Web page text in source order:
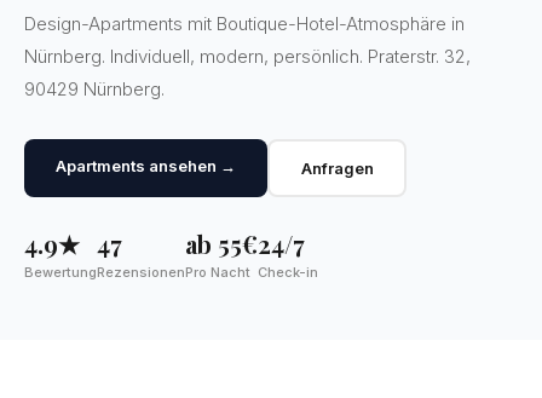
Design-Apartments mit Boutique-Hotel-Atmosphäre in
Nürnberg. Individuell, modern, persönlich. Praterstr. 32,
90429 Nürnberg.
Apartments ansehen → Anfragen
4.9★
Bewertung
47
Rezensionen
ab 55€
Pro Nacht
24/7
Check-in